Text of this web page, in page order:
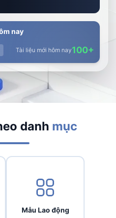
nay
Tài liệu mới hôm nay100+
danh mục
Mẫu Lao động